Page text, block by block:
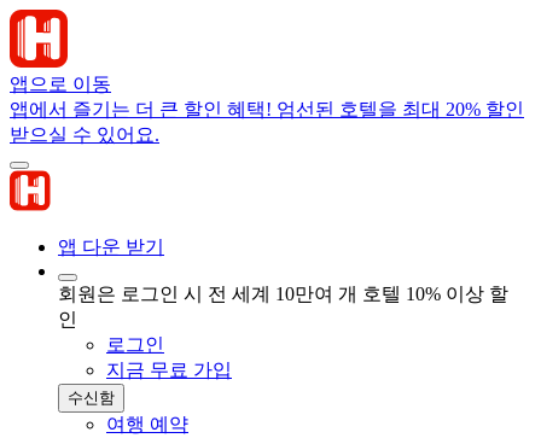
앱으로 이동
앱에서 즐기는 더 큰 할인 혜택! 엄선된 호텔을 최대 20% 할인
받으실 수 있어요.
앱 다운 받기
회원은 로그인 시 전 세계 10만여 개 호텔 10% 이상 할
인
로그인
지금 무료 가입
수신함
여행 예약